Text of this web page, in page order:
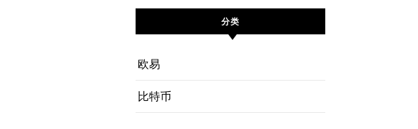
分类
欧易
比特币